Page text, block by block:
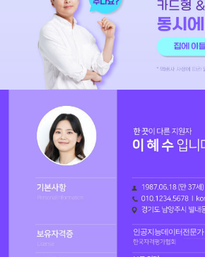
인공지능데이터전문가